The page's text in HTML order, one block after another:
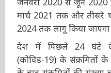
इस धन का इस्तेमाल करने
परियोजना को जनवरी
चरण में जुलाई से मार्च
अप्रैल 2021 से मार्च 2024
देश में पिछले 24 घंटे के